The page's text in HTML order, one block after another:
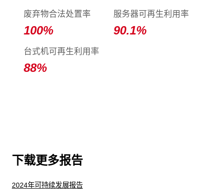
废弃物合法处置率
100%
服务器可再生利用率
90.1%
台式机可再生利用率
88%
下载更多报告
2024年可持续发展报告